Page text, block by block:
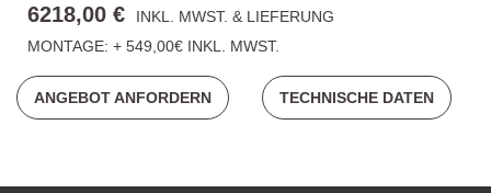
6218,00 €
INKL. MWST. & LIEFERUNG
MONTAGE: + 549,00€ INKL. MWST.
ANGEBOT ANFORDERN TECHNISCHE DATEN